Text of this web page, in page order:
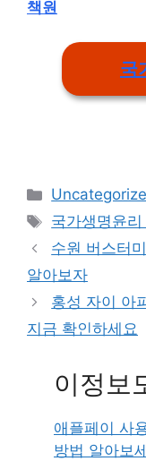
책원
국
Categories
Tags
국가생명윤리
수원 버스터
알아보자
홍성 자이 아
지금 확인하세요
이정보
애플페이 사
방법 알아보